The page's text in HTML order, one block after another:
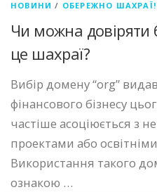
НОВИНИ / ОБЕРЕЖНО ШАХРАЇ!
Чи можна довіряти
це шахраї?
Вибір домену “org”
фінансового бізнесу
частіше асоціюється з
проектами або
Використання такого
ознакою …